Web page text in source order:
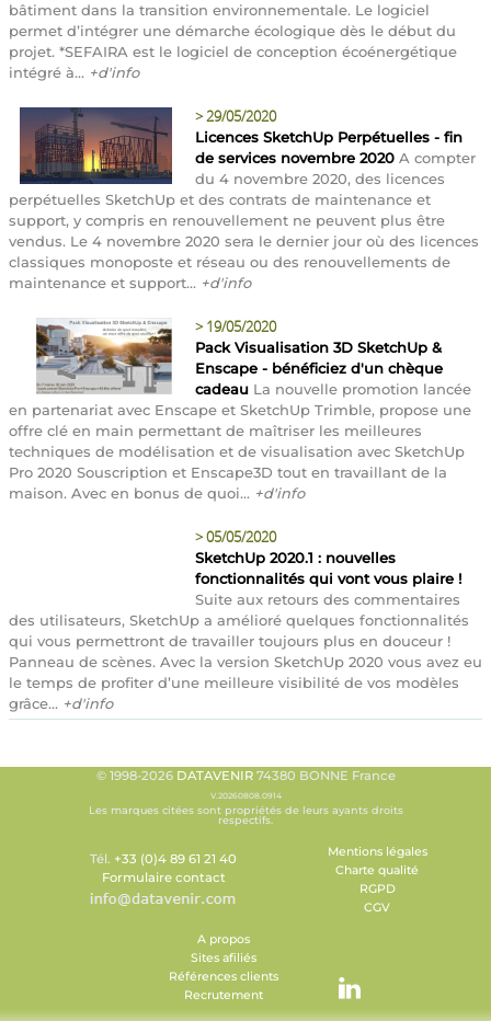
bâtiment dans la transition environnementale. Le logiciel
permet d’intégrer une démarche écologique dès le début du
projet. *SEFAIRA est le logiciel de conception écoénergétique
intégré à... +d'info
>29/05/2020
Licences SketchUp Perpétuelles - fin
de services novembre 2020 A compter
du 4 novembre 2020, des licences
perpétuelles SketchUp et des contrats de maintenance et
support, y compris en renouvellement ne peuvent plus être
vendus. Le 4 novembre 2020 sera le dernier jour où des licences
classiques monoposte et réseau ou des renouvellements de
maintenance et support... +d'info
> 19/05/2020
Pack Visualisation 3D SketchUp &
Enscape - bénéficiez d'un chèque
cadeau La nouvelle promotion lancée
en partenariat avec Enscape et SketchUp Trimble, propose une
offre clé en main permettant de maîtriser les meilleures
techniques de modélisation et de visualisation avec SketchUp
Pro 2020 Souscription et Enscape3D tout en travaillant de la
maison. Avec en bonus de quoi... +d'info
>05/05/2020
SketchUp 2020.1 : nouvelles
fonctionnalités qui vont vous plaire !
Suite aux retours des commentaires
des utilisateurs, SketchUp a amélioré quelques fonctionnalités
qui vous permettront de travailler toujours plus en douceur !
Panneau de scènes. Avec la version SketchUp 2020 vous avez eu
le temps de profiter d’une meilleure visibilité de vos modèles
grâce... +d'info
© 1998-2026 DATAVENIR74380 BONNE France
V.20260808.0914
Les marques citées sont propriétés de leurs ayants droits
respectifs.
Tél. +33 (0)4 89 61 21 40
Formulaire contact
Mentions légales
Charte qualité
RGPD
CGV
A propos
Sites afiliés
Références clients
Recrutement